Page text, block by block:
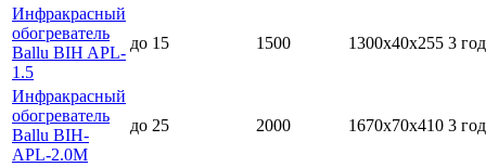
Инфракрасный
обогреватель
Ballu BIH APL-
1.5
до 15 1500 1300х40х255 3
Инфракрасный
обогреватель
Ballu BIH-
APL-2.0M
до 25 2000 1670х70х410 3